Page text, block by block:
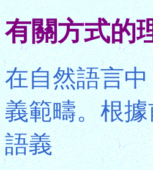
有關方式的
在自然語言
義範疇。根
語義